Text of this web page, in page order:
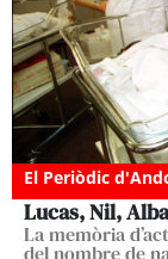
El Periòdic
Lucas, Nil,
La memòria
del nombre de